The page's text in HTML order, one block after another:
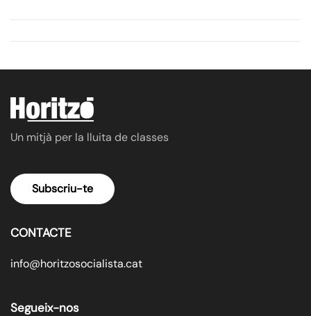
Un mitjà per la lluita de classes
Subscriu-te
CONTACTE
info@horitzosocialista.cat
Segueix-nos